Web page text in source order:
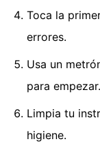
Toca la
errores.
Usa un
para empezar.
Limpia tu
higiene.